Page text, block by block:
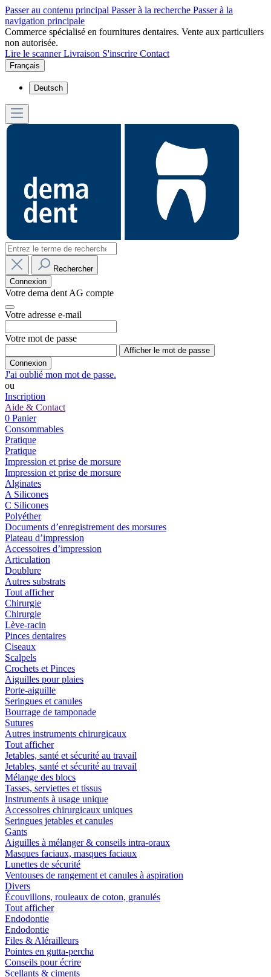
Passer au contenu principal Passer à la recherche Passer à la
navigation principale
Commerce spécialisé en fournitures dentaires. Vente aux particuliers
non autorisée.
Lire le scannerLivraison S'inscrire Contact
Français
Deutsch
Rechercher
Connexion
Votre dema dent AG compte
Votre adresse e-mail
Votre mot de passe
Afficher le mot de passe
Connexion
J'ai oublié mon mot de passe.
ou
Inscription
Aide & Contact
0 Panier
Consommables
Pratique
Pratique
Impression et prise de morsure
Impression et prise de morsure
Alginates
A Silicones
C Silicones
Polyéther
Documents d’enregistrement des morsures
Plateau d’impression
Accessoires d’impression
Articulation
Doublure
Autres substrats
Tout afficher
Chirurgie
Chirurgie
Lève-racin
Pinces dentaires
Ciseaux
Scalpels
Crochets et Pinces
Aiguilles pour plaies
Porte-aiguille
Seringues et canules
Bourrage de tamponade
Sutures
Autres instruments chirurgicaux
Tout afficher
Jetables, santé et sécurité au travail
Jetables, santé et sécurité au travail
Mélange des blocs
Tasses, serviettes et tissus
Instruments à usage unique
Accessoires chirurgicaux uniques
Seringues jetables et canules
Gants
Aiguilles à mélanger & conseils intra-oraux
Masques faciaux, masques faciaux
Lunettes de sécurité
Ventouses de rangement et canules à aspiration
Divers
Écouvillons, rouleaux de coton, granulés
Tout afficher
Endodontie
Endodontie
Files & Alérailleurs
Pointes en gutta-percha
Conseils pour écrire
Scellants & ciments